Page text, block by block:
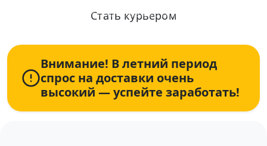
Стать курьером
Информация по условиям и оплате актуализирована: 07.08.2026
Внимание! В летний период
спрос на доставки очень
высокий — успейте заработать!